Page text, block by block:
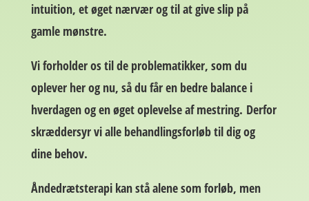
intuition, et øget nærvær og til at give slip på
gamle mønstre.
Vi forholder os til de problematikker, som du
oplever her og nu, så du får en bedre balance i
hverdagen og en øget oplevelse af mestring. Derfor
skræddersyr vi alle behandlingsforløb til dig og
dine behov.
Åndedrætsterapi kan stå alene som forløb, men